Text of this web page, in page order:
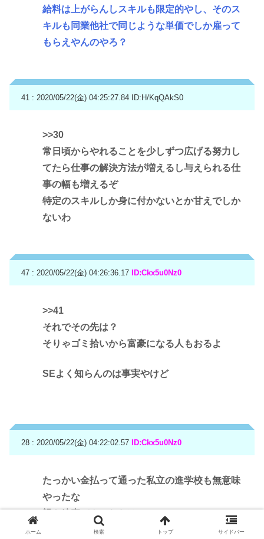
給料は上がらんしスキルも限定的やし、そのス
キルも同業他社で同じような単価でしか雇って
もらえやんのやろ？
41 : 2020/05/22(金) 04:25:27.84 ID:H/KqQAkS0
>>30
常日頃からやれることを少しずつ広げる努力し
てたら仕事の解決方法が増えるし与えられる仕
事の幅も増えるぞ
特定のスキルしか身に付かないとか甘えでしか
ないわ
47 : 2020/05/22(金) 04:26:36.17 ID:Ckx5u0Nz0
>>41
それでその先は？
そりゃゴミ拾いから富豪になる人もおるよ
SEよく知らんのは事実やけど
28 : 2020/05/22(金) 04:22:02.57 ID:Ckx5u0Nz0
たっかい金払って通った私立の進学校も無意味
やったな
親を糠喜びさせただけ
ホーム 検索 トップ サイドバー